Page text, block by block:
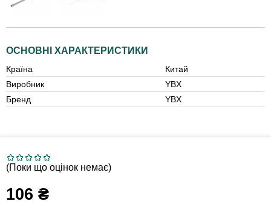
ОСНОВНІ ХАРАКТЕРИСТИКИ
Країна
Китай
Виробник
YBX
Бренд
YBX
(Поки що оцінок немає)
106 ₴